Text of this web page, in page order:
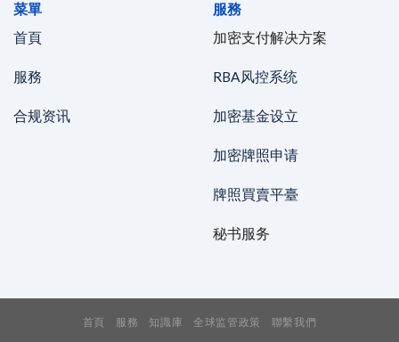
菜單
首頁
服務
合规资讯
服務
加密支付解决方案
RBA风控系统
加密基金设立
加密牌照申请
牌照買賣平臺
秘书服务
首頁 服務 知識庫 全球监管政策 聯繫我們